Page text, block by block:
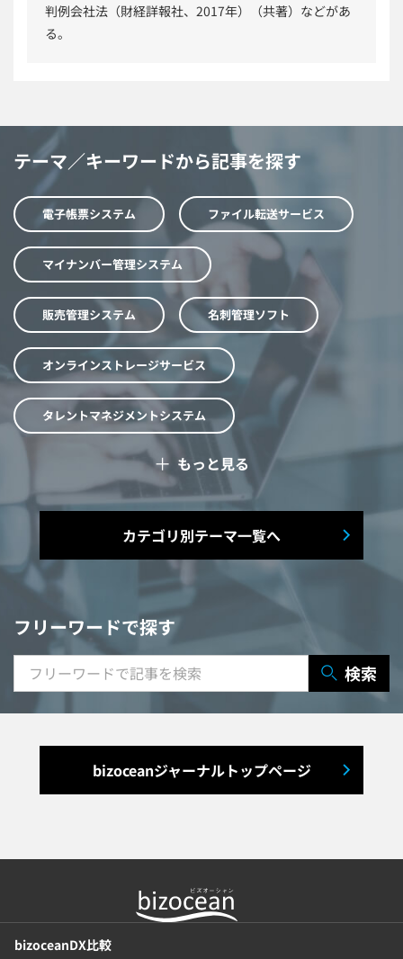
判例会社法（財経詳報社、2017年）（共著）などがあ
る。
テーマ／キーワードから記事を探す
電子帳票システム ファイル転送サービス
マイナンバー管理システム
販売管理システム 名刺管理ソフト
オンラインストレージサービス
タレントマネジメントシステム
予算管理システム Web面接システム
シフト管理システム
マニュアル作成システム
契約書レビューシステム 経営管理システム
研修システム 受付システム
出張管理システム 賃貸管理システム
入退室管理システム 福利厚生システム
チャットボットツール
＋ もっと見る
カテゴリ別テーマ一覧へ
フリーワードで探す
検索
bizoceanジャーナルトップページ
bizoceanDX比較